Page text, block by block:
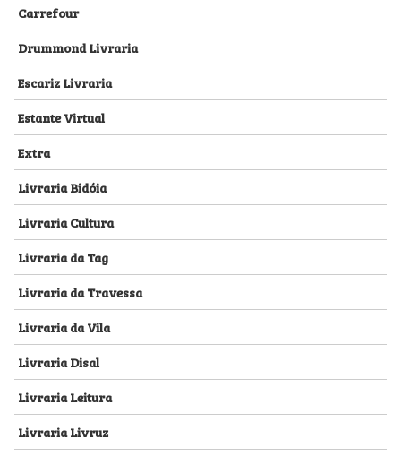
Carrefour
Drummond Livraria
Escariz Livraria
Estante Virtual
Extra
Livraria Bidóia
Livraria Cultura
Livraria da Tag
Livraria da Travessa
Livraria da Vila
Livraria Disal
Livraria Leitura
Livraria Livruz